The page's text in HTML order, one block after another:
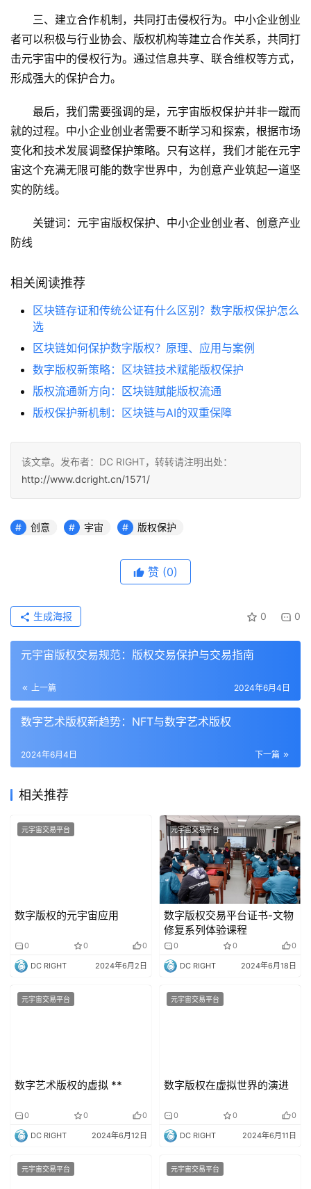
三、建立合作机制，共同打击侵权行为。中小企业创业
者可以积极与行业协会、版权机构等建立合作关系，共同打
击元宇宙中的侵权行为。通过信息共享、联合维权等方式，
形成强大的保护合力。
最后，我们需要强调的是，元宇宙版权保护并非一蹴而
就的过程。中小企业创业者需要不断学习和探索，根据市场
变化和技术发展调整保护策略。只有这样，我们才能在元宇
宙这个充满无限可能的数字世界中，为创意产业筑起一道坚
实的防线。
关键词：元宇宙版权保护、中小企业创业者、创意产业
防线
相关阅读推荐
区块链存证和传统公证有什么区别？数字版权保护怎么
选
区块链如何保护数字版权？原理、应用与案例
数字版权新策略：区块链技术赋能版权保护
版权流通新方向：区块链赋能版权流通
版权保护新机制：区块链与AI的双重保障
该文章。发布者：DC RIGHT，转转请注明出处：
http://www.dcright.cn/1571/
创意 宇宙 版权保护
赞 (0)
0 0
生成海报
元宇宙版权交易规范：版权交易保护与交易指南
上一篇 2024年6月4日
数字艺术版权新趋势：NFT与数字艺术版权
下一篇
2024年6月4日
相关推荐
元宇宙交易平台
数字版权的元宇宙应用
0 0 0
DC RIGHT 2024年6月2日
元宇宙交易平台
数字版权交易平台证书-文物
修复系列体验课程
0 0 0
DC RIGHT 2024年6月18日
元宇宙交易平台
数字艺术版权的虚拟 **
0 0 0
DC RIGHT 2024年6月12日
元宇宙交易平台
数字版权在虚拟世界的演进
0 0 0
DC RIGHT 2024年6月11日
元宇宙交易平台 元宇宙交易平台